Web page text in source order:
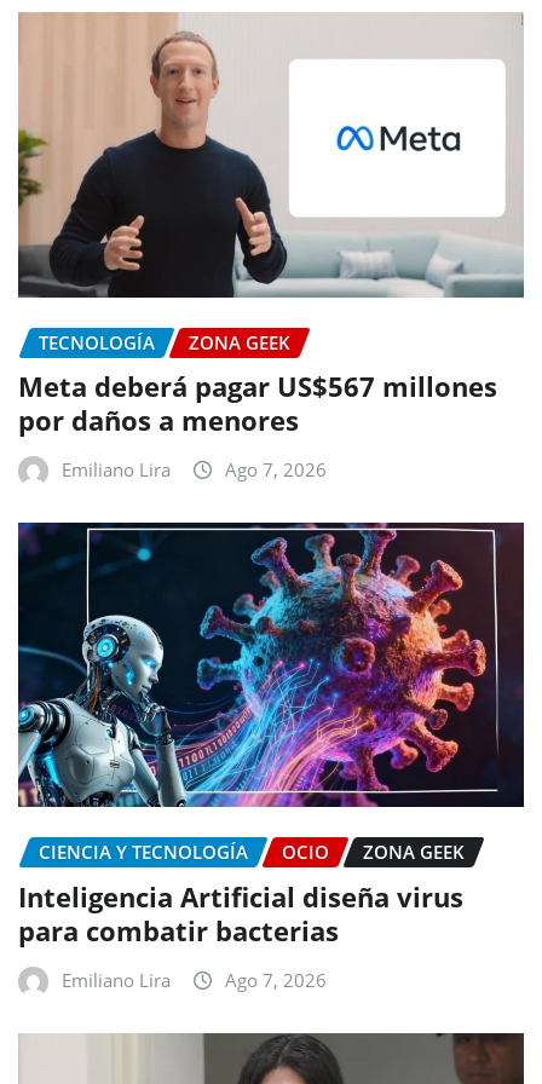
TECNOLOGÍA ZONA GEEK
Meta deberá pagar US$567 millones
por daños a menores
Emiliano Lira Ago 7, 2026
CIENCIA Y TECNOLOGÍA OCIO ZONA GEEK
Inteligencia Artificial diseña virus
para combatir bacterias
Emiliano Lira Ago 7, 2026